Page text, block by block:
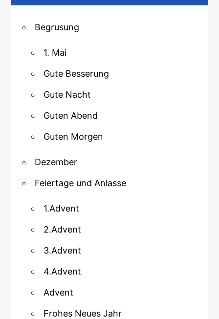
Begrusung
1. Mai
Gute Besserung
Gute Nacht
Guten Abend
Guten Morgen
Dezember
Feiertage und Anlasse
1.Advent
2.Advent
3.Advent
4.Advent
Advent
Frohes Neues Jahr